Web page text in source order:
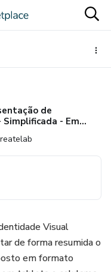
de
- Em
Visual
de forma resumida o
em formato